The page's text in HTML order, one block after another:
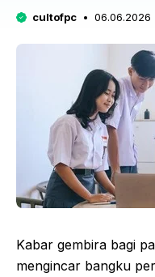
cultofpc 06.06.2026
Kabar gembira bagi
mengincar bangku